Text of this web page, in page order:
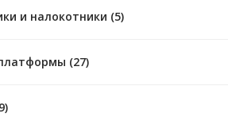
и налокотники (5)
(27)